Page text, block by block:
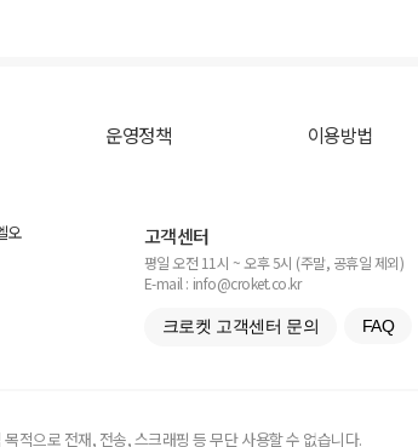
운영정책 이용방법
오
고객센터
평일 오전 11시 ~ 오후 5시 (주말, 공휴일 제외)
E-mail : info@croket.co.kr
크로켓 고객센터 문의 FAQ
적으로 전재, 전송, 스크래핑 등 무단 사용할 수 없습니다.